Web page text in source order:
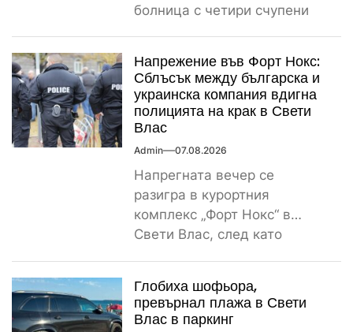
болница с четири счупени
Напрежение във Форт Нокс:
Сблъсък между българска и
украинска компания вдигна
полицията на крак в Свети
Влас
Admin 07.08.2026
Напрегната вечер се
разигра в курортния
комплекс „Форт Нокс“ в
Свети Влас, след като
Глобиха шофьора,
превърнал плажа в Свети
Влас в паркинг